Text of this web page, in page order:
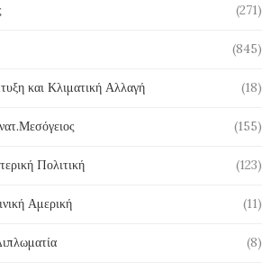
(271)
(845)
και Κλιματική Αλλαγή (18)
(155)
Πολιτική (123)
Αμερική (11)
(8)